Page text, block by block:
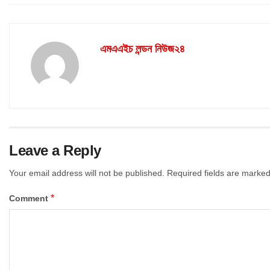
এমএএইচ লন্ডন নিউজ২৪
Leave a Reply
Your email address will not be published. Required fields are
Comment *